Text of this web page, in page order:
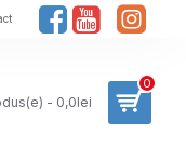
- 0,0lei
0